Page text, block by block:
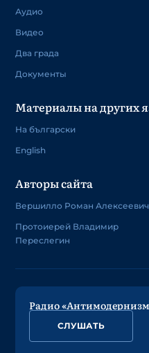
Аудио
Видео
Два града
Документы
Материалы на других
На български
English
Авторы сайта
Вершилло Роман Алексеевич
Протоиерей Владимир
Переслегин
Радио
СЛУШАТЬ